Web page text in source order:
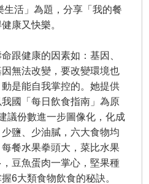
生活」為題，分享「我的餐
康又快樂。
健康的因素如：基因、
無法改變，要改變環境也
是能自我掌控的。她提供
我國「每日飲食指南」為原
議份數進一步圖像化，化成
鹽、少油膩，六大食物均
餐水果拳頭大，菜比水果
豆魚蛋肉一掌心，堅果種
6大類食物飲食的秘訣。